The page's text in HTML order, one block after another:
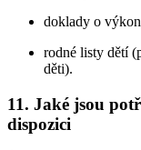
doklady o
rodné listy dětí
děti).
11. Jaké jsou
dispozici